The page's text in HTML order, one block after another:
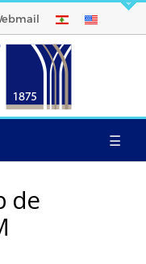
☰
de